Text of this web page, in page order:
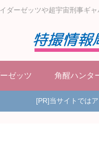
ダーゼッツや超宇宙刑事ギ
ゼッツ 角醒ハンタ
[PR]当サイトでは